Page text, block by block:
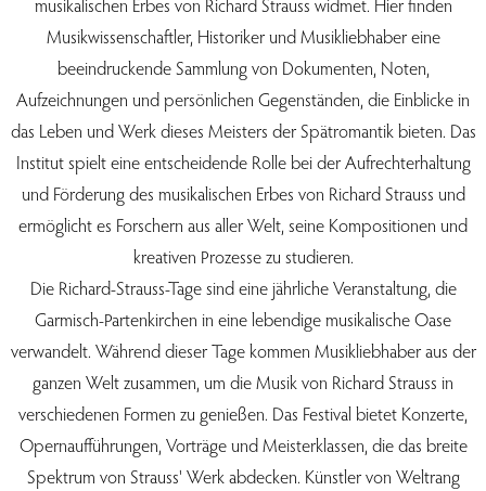
musikalischen Erbes von Richard Strauss widmet. Hier finden
Musikwissenschaftler, Historiker und Musikliebhaber eine
beeindruckende Sammlung von Dokumenten, Noten,
Aufzeichnungen und persönlichen Gegenständen, die Einblicke in
das Leben und Werk dieses Meisters der Spätromantik bieten. Das
Institut spielt eine entscheidende Rolle bei der Aufrechterhaltung
und Förderung des musikalischen Erbes von Richard Strauss und
ermöglicht es Forschern aus aller Welt, seine Kompositionen und
kreativen Prozesse zu studieren.
Die Richard-Strauss-Tage sind eine jährliche Veranstaltung, die
Garmisch-Partenkirchen in eine lebendige musikalische Oase
verwandelt. Während dieser Tage kommen Musikliebhaber aus der
ganzen Welt zusammen, um die Musik von Richard Strauss in
verschiedenen Formen zu genießen. Das Festival bietet Konzerte,
Opernaufführungen, Vorträge und Meisterklassen, die das breite
Spektrum von Strauss' Werk abdecken. Künstler von Weltrang